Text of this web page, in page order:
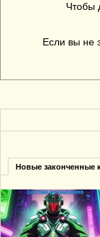
Чтобы
Если вы не
Новые законченные